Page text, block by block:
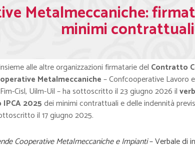
Metalmeccaniche:
minimi
alle altre organizzazioni firmatarie del Contratto
Metalmeccaniche– Confcooperative Lavoro
Cisl, Uilm-Uil – ha sottoscritto il 23 giugno 2026 il
2025dei minimi contrattuali e delle indennità
il 17 giugno 2025.
Cooperative Metalmeccaniche e Impianti– Verbale di